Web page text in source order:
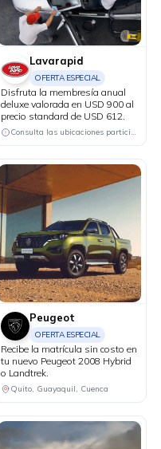
IVA.
Lavarapid
OFERTA ESPECIAL
Disfruta la membresía anual
deluxe valorada en USD 900 al
precio standard de USD 612.
Consulta las ubicaciones participantes
Peugeot
OFERTA ESPECIAL
Recibe la matrícula sin costo en
tu nuevo Peugeot 2008 Hybrid
o Landtrek.
Quito, Guayaquil, Cuenca